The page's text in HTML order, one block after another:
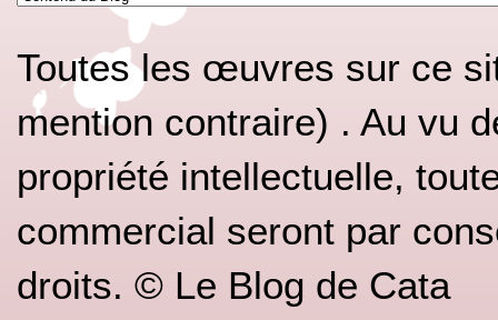
Toutes les œuvres sur ce
mention contraire) . Au vu
propriété intellectuelle,
commercial seront par
droits. © Le Blog de Cata